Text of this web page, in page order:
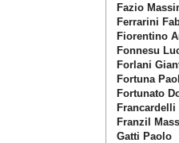
Fazio
Ferrarini
Fiorentino
Fonnesu
Forlani
Fortuna
Fortunato
Francardelli
Franzil
Gatti Paolo